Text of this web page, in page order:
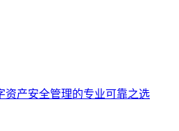
资产安全管理的专业可靠之选